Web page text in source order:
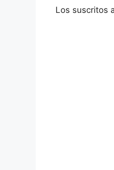
Los suscritos